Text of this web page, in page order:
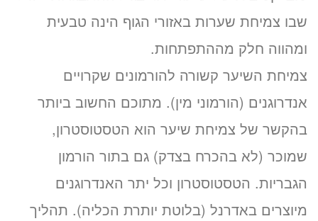
מועדים פנויים. לחצו לבחירת
«
שבו צמיחת שערות באזורי הגוף הינה טבעית
ומהווה חלק מההתפתחות.
צמיחת השיער קשורה להורמונים שקרויים
אנדרוגנים (הורמוני מין). מתוכם החשוב ביותר
בהקשר של צמיחת שיער הוא הטסטוסטרון,
שמוכר (לא בהכרח בצדק) גם בתור הורמון
הגבריות. הטסטוסטרון וכל יתר האנדרוגנים
מיוצרים באדרנל (בלוטת יותרת הכליה). תהליך